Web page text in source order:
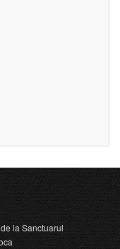
la Sanctuarul